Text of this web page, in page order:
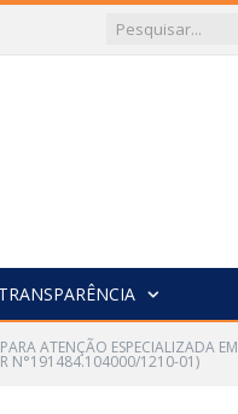
TRANSPARÊNCIA
ATENÇÃO ESPECIALIZADA EM
N°191484.104000/1210-01)